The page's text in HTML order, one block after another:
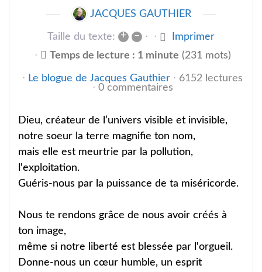
JACQUES GAUTHIER
Taille du texte: + –
Imprimer
Temps de lecture : 1 minute (231 mots)
Le blogue de Jacques Gauthier
6152 lectures
0 commentaires
Dieu, créateur de l’univers visible et invisible,
notre soeur la terre magnifie ton nom,
mais elle est meurtrie par la pollution,
l'exploitation.
Guéris-nous par la puissance de ta miséricorde.
Nous te rendons grâce de nous avoir créés à
ton image,
même si notre liberté est blessée par l'orgueil.
Donne-nous un cœur humble, un esprit